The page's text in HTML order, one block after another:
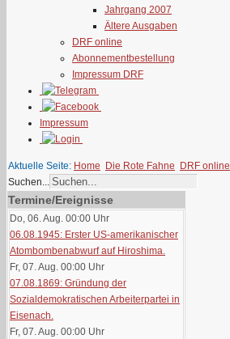
Jahrgang 2007
Ältere Ausgaben
DRF online
Abonnementbestellung
Impressum DRF
Impressum
Aktuelle Seite: Home Die Rote Fahne DRF online
Suchen...
Termine/Ereignisse
Do, 06. Aug. 00:00 Uhr
06.08.1945: Erster US-amerikanischer
Atombombenabwurf auf Hiroshima.
Fr, 07. Aug. 00:00 Uhr
07.08.1869: Gründung der
Sozialdemokratischen Arbeiterpartei in
Eisenach.
Fr, 07. Aug. 00:00 Uhr